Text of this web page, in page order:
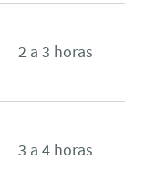
2 a 3 horas
3 a 4 horas